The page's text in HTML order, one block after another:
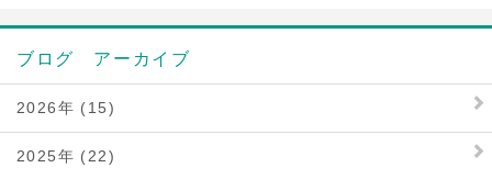
ブログ アーカイブ
2026年 (15)
2025年 (22)